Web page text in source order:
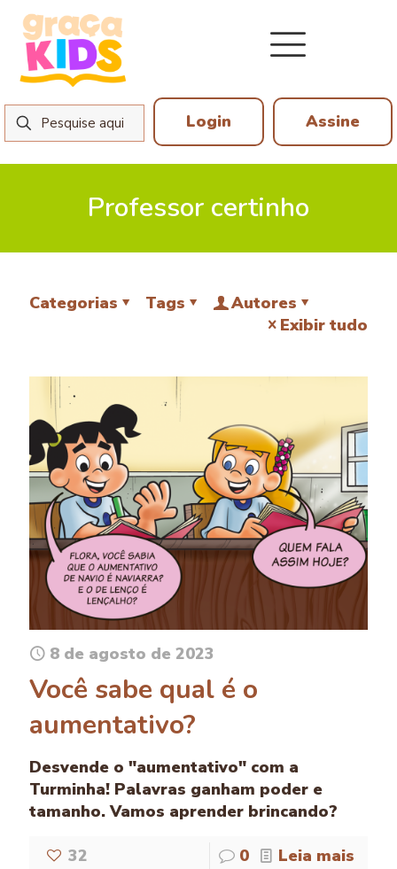
Login Assine
Professor certinho
Categorias Tags
Autores
Exibir tudo
8 de agosto de 2023
Você sabe qual é o
aumentativo?
Desvende o "aumentativo" com a
Turminha! Palavras ganham poder e
tamanho. Vamos aprender brincando?
32 0 Leia mais